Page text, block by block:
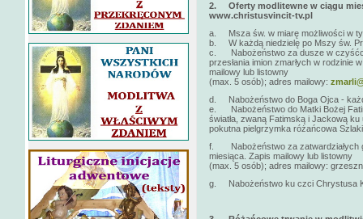
2. Oferty modlitewne w ciągu
www.christusvincit-tv.pl
a. Msza św. w miarę możliwości w
b. W każdą niedzielę po Mszy św.
c. Nabożeństwo za dusze w
przesłania imion zmarłych w rodzinie
mailowy lub listowny
(max. 5 osób); adres mailowy:
d. Nabożeństwo do Boga Ojca -
e. Nabożeństwo do Matki Bożej
światła, zwaną Fatimską i Jackową
pokutna pielgrzymka różańcowa
f. Nabożeństwo za zatwardziałych
miesiąca. Zapis mailowy lub listowny
(max. 5 osób); adres mailowy:
g. Nabożeństwo ku czci Chrystusa